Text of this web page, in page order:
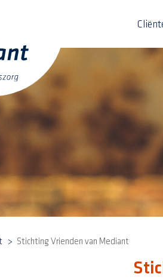
Stichting Vrienden van Mediant